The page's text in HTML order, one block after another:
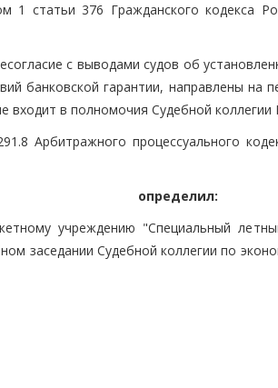
1 статьи 376 Гражданского кодекса
с выводами судов об
банковской гарантии, направлены на
входит в полномочия Судебной
Арбитражного процессуального
определил:
учреждению "Специальный
заседании Судебной коллегии по